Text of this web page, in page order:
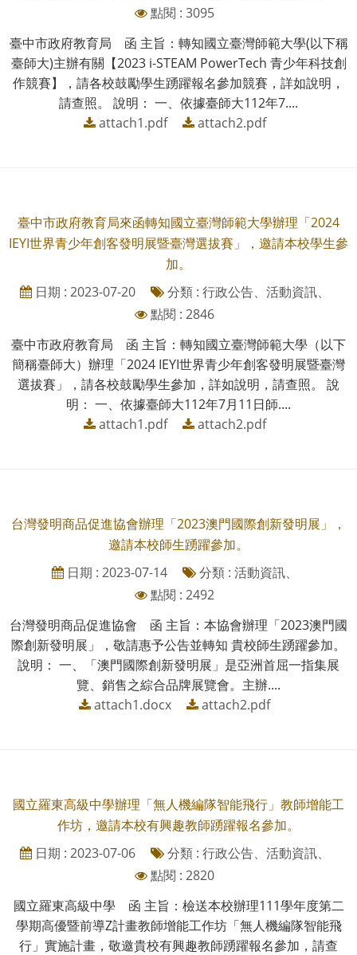
點閱 : 3095
臺中市政府教育局 函 主旨：轉知國立臺灣師範大學(以下稱
臺師大)主辦有關【2023 i-STEAM PowerTech 青少年科技創
作競賽】，請各校鼓勵學生踴躍報名參加競賽，詳如說明，
請查照。 說明： 一、依據臺師大112年7....
attach1.pdf
attach2.pdf
臺中市政府教育局來函轉知國立臺灣師範大學辦理「2024
IEYI世界青少年創客發明展暨臺灣選拔賽」，邀請本校學生參
加。
日期 : 2023-07-20
分類 : 行政公告、活動資訊、
點閱 : 2846
臺中市政府教育局 函 主旨：轉知國立臺灣師範大學（以下
簡稱臺師大）辦理「2024 IEYI世界青少年創客發明展暨臺灣
選拔賽」，請各校鼓勵學生參加，詳如說明，請查照。 說
明： 一、依據臺師大112年7月11日師....
attach1.pdf
attach2.pdf
台灣發明商品促進協會辦理「2023澳門國際創新發明展」，
邀請本校師生踴躍參加。
日期 : 2023-07-14
分類 : 活動資訊、
點閱 : 2492
台灣發明商品促進協會 函 主旨：本協會辦理「2023澳門國
際創新發明展」，敬請惠予公告並轉知 貴校師生踴躍參加。
說明： 一、「澳門國際創新發明展」是亞洲首屈一指集展
覽、銷售之綜合品牌展覽會。主辦....
attach1.docx
attach2.pdf
國立羅東高級中學辦理「無人機編隊智能飛行」教師增能工
作坊，邀請本校有興趣教師踴躍報名參加。
日期 : 2023-07-06
分類 : 行政公告、活動資訊、
點閱 : 2820
國立羅東高級中學 函 主旨：檢送本校辦理111學年度第二
學期高優暨前導Z計畫教師增能工作坊「無人機編隊智能飛
行」實施計畫，敬邀貴校有興趣教師踴躍報名參加，請查